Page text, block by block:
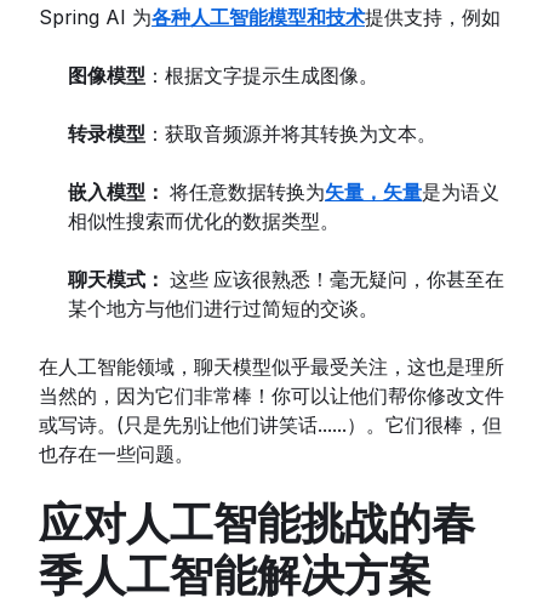
Spring AI 为各种人工智能模型和技术提供支持，例如
图像模型 ：根据文字提示生成图像。
转录模型 ：获取音频源并将其转换为文本。
嵌入模型： 将任意数据转换为矢量，矢量是为语义
相似性搜索而优化的数据类型。
聊天模式： 这些 应该很熟悉！毫无疑问，你甚至在
某个地方与他们进行过简短的交谈。
在人工智能领域，聊天模型似乎最受关注，这也是理所
当然的，因为它们非常棒！你可以让他们帮你修改文件
或写诗。(只是先别让他们讲笑话......）。它们很棒，但
也存在一些问题。
应对人工智能挑战的春
季人工智能解决方案